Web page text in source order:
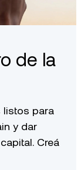
de la
listos para
y dar
Creá